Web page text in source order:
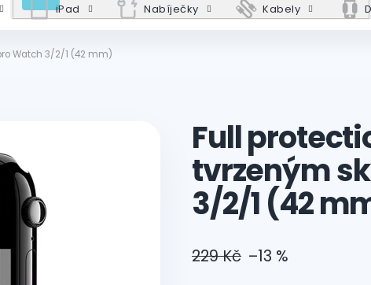
iPad Nabíječky Kabely
Watch 3/2/1 (42 mm)
Full
tvrzeným
3/2/1 (42
229 Kč –13 %